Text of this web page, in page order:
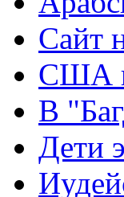
Сайт
США
В
Дети